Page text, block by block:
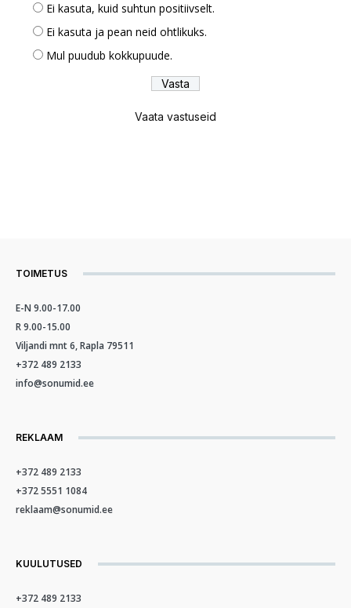
Ei kasuta, kuid suhtun positiivselt.
Ei kasuta ja pean neid ohtlikuks.
Mul puudub kokkupuude.
Vaata vastuseid
TOIMETUS
E-N 9.00-17.00
R 9.00-15.00
Viljandi mnt 6, Rapla 79511
+372 489 2133
info@sonumid.ee
REKLAAM
+372 489 2133
+372 5551 1084
reklaam@sonumid.ee
KUULUTUSED
+372 489 2133